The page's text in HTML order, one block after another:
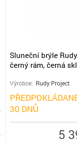
Sluneční brýle
černý rám, černá
Výrobce: Rudy Project
30 DNŮ
5